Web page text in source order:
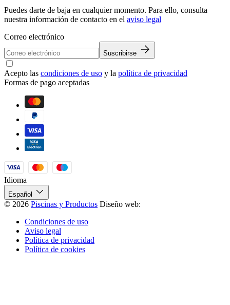
Puedes darte de baja en cualquier momento. Para ello, consulta
nuestra información de contacto en el aviso legal
Correo electrónico
Suscribirse
Acepto las condiciones de uso y la política de privacidad
Formas de pago aceptadas
Idioma
Español
© 2026 Piscinas y Productos Diseño web:
Condiciones de uso
Aviso legal
Política de privacidad
Política de cookies